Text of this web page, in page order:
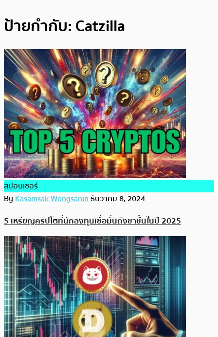
ป้ายกำกับ: Catzilla
สปอนเซอร์
ByKasamsak Wongsaninธันวาคม 8, 2024
5 เหรียญคริปโตที่นักลงทุนเชื่อมั่นถึงขาขึ้นในปี 2025